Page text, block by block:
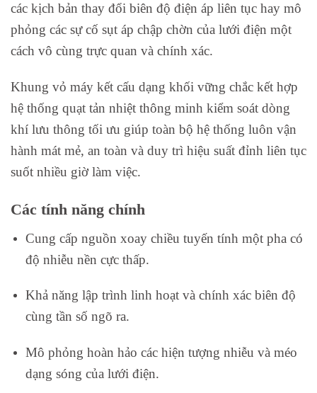
các kịch bản thay đổi biên độ điện áp liên tục hay mô
phỏng các sự cố sụt áp chập chờn của lưới điện một
cách vô cùng trực quan và chính xác.
Khung vỏ máy kết cấu dạng khối vững chắc kết hợp
hệ thống quạt tản nhiệt thông minh kiểm soát dòng
khí lưu thông tối ưu giúp toàn bộ hệ thống luôn vận
hành mát mẻ, an toàn và duy trì hiệu suất đỉnh liên tục
suốt nhiều giờ làm việc.
Các tính năng chính
Cung cấp nguồn xoay chiều tuyến tính một pha có
độ nhiễu nền cực thấp.
Khả năng lập trình linh hoạt và chính xác biên độ
cùng tần số ngõ ra.
Mô phỏng hoàn hảo các hiện tượng nhiễu và méo
dạng sóng của lưới điện.